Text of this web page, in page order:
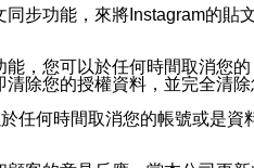
步功能，來將Instagram的
，您可以於任何時間取消您
除您的授權資料，並完全清除
任何時間取消您的帳號或是資